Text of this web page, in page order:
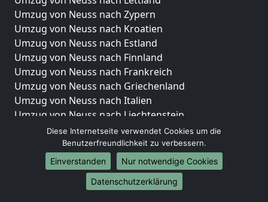
Umzug von Neuss nach Zypern
Umzug von Neuss nach Kroatien
Umzug von Neuss nach Estland
Umzug von Neuss nach Finnland
Umzug von Neuss nach Frankreich
Umzug von Neuss nach Griechenland
Umzug von Neuss nach Italien
Umzug von Neuss nach Liechtenstein
Umzug von Neuss nach Luxemburg
Umzug von Neuss nach Niederlande
Umzug von Neuss nach Norwegen
Umzüge-Deutschlandweit
Diese Internetseite verwendet Cookies um die
Benutzerfreundlichkeit zu verbessern.
Einverstanden
Nur notwendige Cookies
Datenschutzerklärung